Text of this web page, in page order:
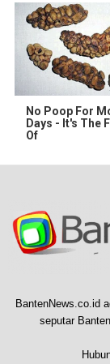
No Poop For
Days - It's The
Of
BantenNews.co.id
seputar